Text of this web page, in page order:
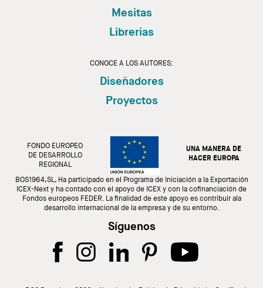
Mesitas
Librerias
CONOCE A LOS AUTORES:
Diseñadores
Proyectos
FONDO EUROPEO
DE DESARROLLO
REGIONAL
UNA MANERA DE
HACER EUROPA
BOS1964,SL, Ha participado en el Programa de Iniciación a la Exportación
ICEX-Next y ha contado con el apoyo de ICEX y con la cofinanciación de
Fondos europeos FEDER. La finalidad de este apoyo es contribuir ala
desarrollo internacional de la empresa y de su entorno.
Síguenos